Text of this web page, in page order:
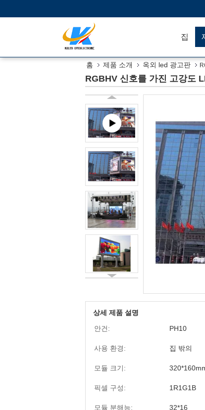
집
홈 제품 소개 옥외 led 광고판
RGBHV 신호를 가진 고강도
상세 제품 설명
안건:
PH10
사용 환경: 집 밖의
모듈 크기:
픽셀 구성: 1R1G1B
모듈 분해능: 32*16